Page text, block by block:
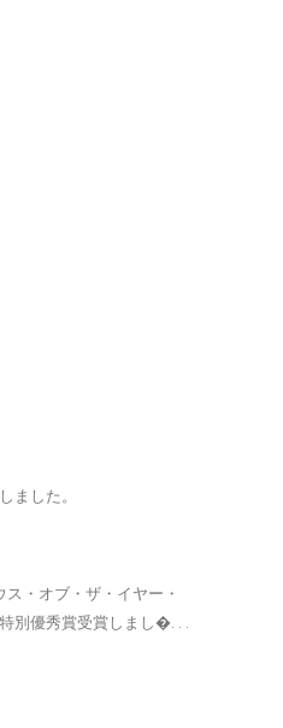
ました。
ス・オブ・ザ・イヤー・
別優秀賞受賞しまし�. . .